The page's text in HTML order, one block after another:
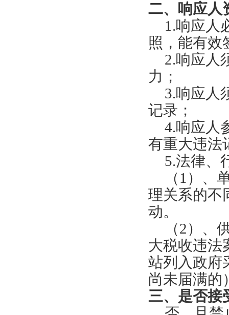
二、响应人
1.响应人
照，能有效
2.响应人
力；
3.响应人
记录 ；
4.响应人
有重大违法
5.法律、
（1）、
理关系的不
动。
（2）、
大税收违法
站列入政府
尚未届满的
三、是否接